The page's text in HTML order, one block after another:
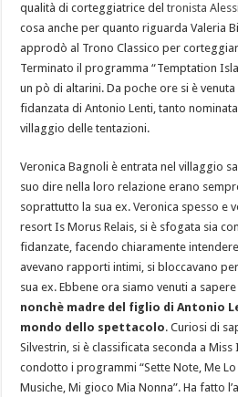
qualità di corteggiatrice deltronista
cosa anche per quanto riguarda Valeria
approdò al Trono Classico per
Terminato il programma “Temptation
un pò di altarini. Da poche ore si è venuta
fidanzata di Antonio Lenti, tanto
villaggio delle tentazioni.
Veronica Bagnoli è entrata nel villaggio
suo dire nella loro relazione erano
soprattutto la sua ex. Veronica spesso e
resort Is Morus Relais, si è sfogata sia
fidanzate, facendo chiaramente
avevano rapporti intimi, si bloccavano
sua ex. Ebbene ora siamo venuti a sapere
nonchè madre del figlio di Antonio
mondo dello spettacolo. Curiosi di
Silvestrin, si è classificata seconda a Miss
condotto i programmi “Sette Note, Me
Musiche, Mi gioco Mia Nonna”. Ha fatto